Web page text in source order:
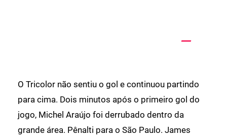
O Tricolor não sentiu o gol e continuou partindo
para cima. Dois minutos após o primeiro gol do
jogo, Michel Araújo foi derrubado dentro da
grande área. Pênalti para o São Paulo. James